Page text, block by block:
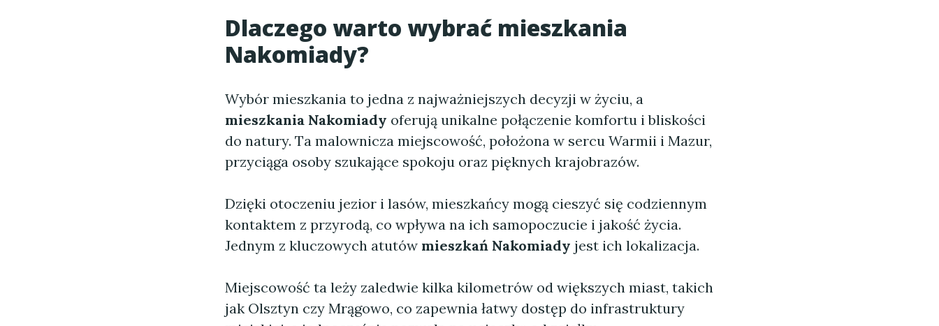
Dlaczego warto wybrać mieszkania
Nakomiady?
Wybór mieszkania to jedna z najważniejszych decyzji w życiu, a
mieszkania Nakomiady oferują unikalne połączenie komfortu i bliskości
do natury. Ta malownicza miejscowość, położona w sercu Warmii i Mazur,
przyciąga osoby szukające spokoju oraz pięknych krajobrazów.
Dzięki otoczeniu jezior i lasów, mieszkańcy mogą cieszyć się codziennym
kontaktem z przyrodą, co wpływa na ich samopoczucie i jakość życia.
Jednym z kluczowych atutów mieszkań Nakomiady jest ich lokalizacja.
Miejscowość ta leży zaledwie kilka kilometrów od większych miast, takich
jak Olsztyn czy Mrągowo, co zapewnia łatwy dostęp do infrastruktury